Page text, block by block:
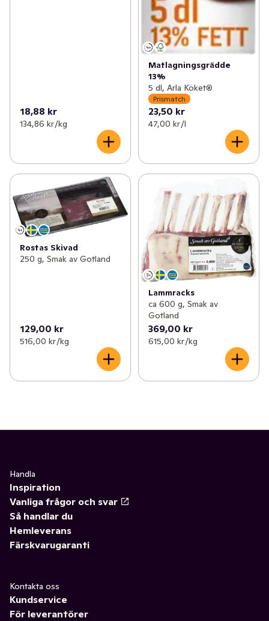
18,88 kr
134,86 kr /kg
Matlagningsgrädde
13%
5 dl, Arla Köket®
Prismatch
23,50 kr
47,00 kr /l
Rostas Skivad
250 g, Smak av Gotland
129,00 kr
516,00 kr /kg
Lammracks
ca 600 g, Smak av
Gotland
369,00 kr
615,00 kr /kg
Handla
Inspiration
Vanliga frågor och svar
Så handlar du
Hemleverans
Färskvarugaranti
Kontakta oss
Kundservice
För leverantörer